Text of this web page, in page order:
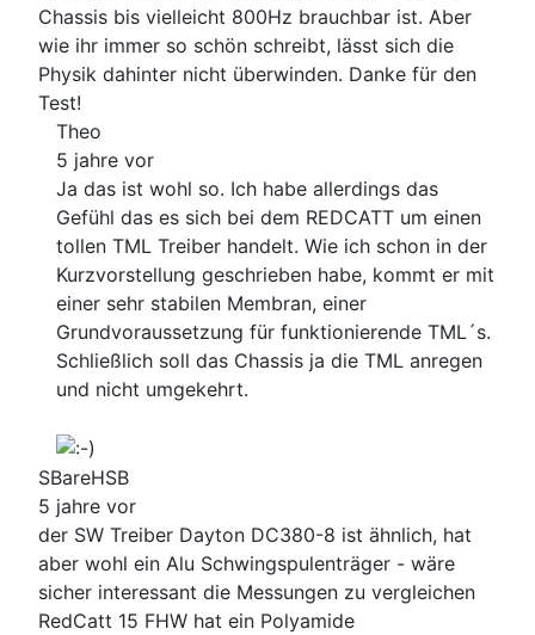
Chassis bis vielleicht 800Hz brauchbar ist. Aber
wie ihr immer so schön schreibt, lässt sich die
Physik dahinter nicht überwinden. Danke für den
Test!
Theo
5 jahre vor
Ja das ist wohl so. Ich habe allerdings das
Gefühl das es sich bei dem REDCATT um einen
tollen TML Treiber handelt. Wie ich schon in der
Kurzvorstellung geschrieben habe, kommt er mit
einer sehr stabilen Membran, einer
Grundvoraussetzung für funktionierende TML´s.
Schließlich soll das Chassis ja die TML anregen
und nicht umgekehrt.
SBareHSB
5 jahre vor
der SW Treiber Dayton DC380-8 ist ähnlich, hat
aber wohl ein Alu Schwingspulenträger - wäre
sicher interessant die Messungen zu vergleichen
RedCatt 15 FHW hat ein Polyamide